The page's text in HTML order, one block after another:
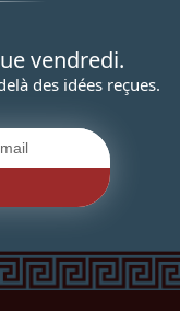
vendredi.
des idées reçues.